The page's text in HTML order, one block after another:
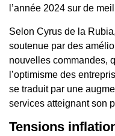
l’année 2024 sur de
Selon Cyrus de la
soutenue par des
nouvelles commandes,
l’optimisme des
se traduit par une
services atteignant son
Tensions